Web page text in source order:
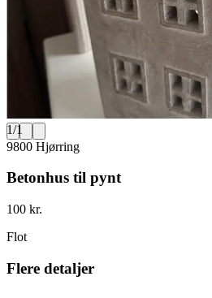
1/1
9800 Hjørring
Betonhus til pynt
100 kr.
Flot
Flere detaljer